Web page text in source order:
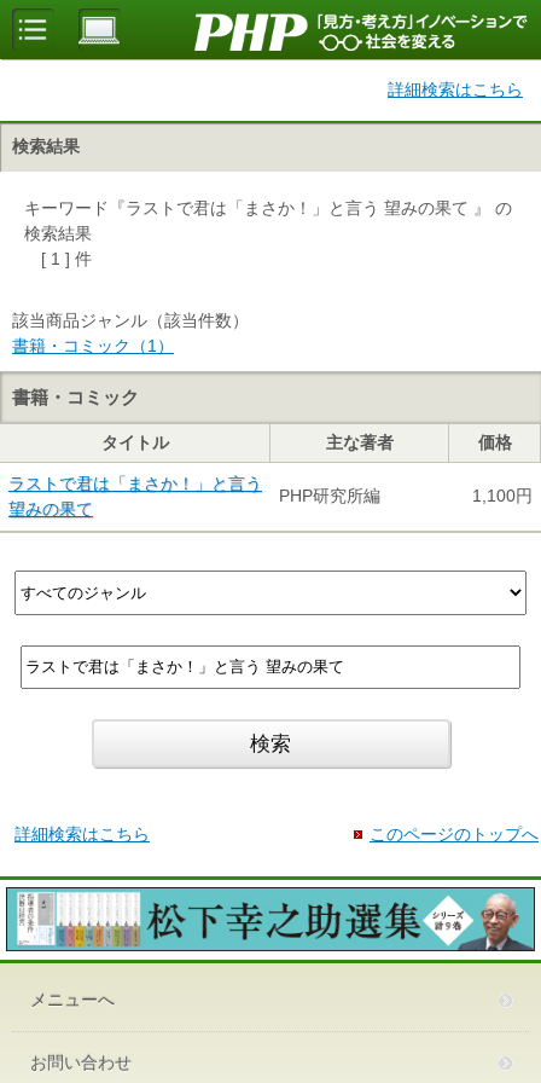
詳細検索はこちら
検索結果
キーワード『ラストで君は「まさか！」と言う 望みの果て 』 の
検索結果
[ 1 ] 件
該当商品ジャンル（該当件数）
書籍・コミック（1）
書籍・コミック
タイトル 主な著者 価格
ラストで君は「まさか！」と言う
望みの果て
PHP研究所編 1,100円
詳細検索はこちら このページのトップへ
メニューへ
お問い合わせ